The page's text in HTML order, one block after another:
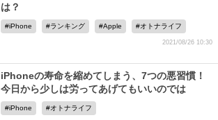
は？
iPhone ランキング Apple オトナライフ
2021/08/26 10:30
iPhoneの寿命を縮めてしまう、7つの悪習慣！
今日から少しは労ってあげてもいいのでは
iPhone オトナライフ